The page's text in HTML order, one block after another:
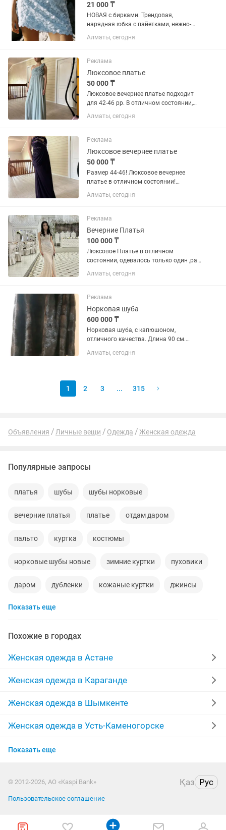
21 000 ₸
НОВАЯ с бирками. Трендовая,
нарядная юбка с пайетками, нежно-
голубого цвета, куча вариантов
стилизации, размер L. Заказана с
Есть в том же размере в
красивейшем...
Алматы, сегодня
Реклама
Люксовое платье
50 000 ₸
Люксовое вечернее платье подходит
для 42-46 рр. В отличном состоянии,
одевалось только один раз на
выпускной
Алматы, сегодня
Реклама
Люксовое вечернее платье
50 000 ₸
Размер 44-46! Люксовое вечернее
платье в отличном состоянии!
Одевалось только один раз на
выпускной
Алматы, сегодня
Реклама
Вечерние Платья
100 000 ₸
Люксовое Платье в отличном
состоянии, одевалось только один ,раз
на выпускной подходит для 42-46 р
Алматы, сегодня
Реклама
Норковая шуба
600 000 ₸
Норковая шуба, с капюшоном,
отличного качества. Длина 90 см.
отстёгиваются (четверть рукава).
Алматы, сегодня
1 2 3 ... 315
Объявления Личные вещи Одежда Женская одежда
Популярные запросы
платья шубы шубы норковые
вечерние платья платье отдам даром
пальто куртка костюмы
норковые шубы новые зимние куртки пуховики
даром дубленки кожаные куртки джинсы
шубы мутон
куртки женские пальто женские
меховые жилетки халаты
брюки женская зимние пуховики
одежда дубленки женские парка куртка
юбка пиджаки
Показать еще
Похожие в городах
Женская одежда в Астане
Женская одежда в Караганде
Женская одежда в Шымкенте
Женская одежда в Усть-Каменогорске
Женская одежда в Актобе
Женская одежда в Павлодаре
Женская одежда в Уральске
Показать еще
© 2012-2026, АО «Kaspi Bank» Қаз Рус
Пользовательское соглашение